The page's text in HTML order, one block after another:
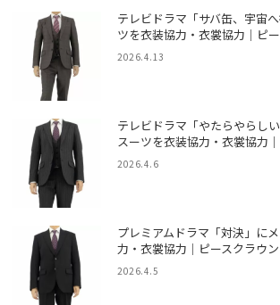
テレビドラマ「サバ缶、宇宙
ツを衣装協力・衣裳協力｜ピ
2026.4.13
テレビドラマ「やたらやらし
スーツを衣装協力・衣裳協力
2026.4.6
プレミアムドラマ「対決」に
力・衣裳協力｜ピースクラウン
2026.4.5